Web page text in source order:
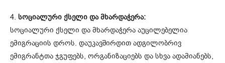
4. სოციალური ქსელი და მხარდაჭერა:
სოციალური ქსელი და მხარდაჭერა აუცილებელია
ემიგრაციის დროს. დაუკავშირდით ადგილობრივ
ემიგრანტთა ჯგუფებს, ორგანიზაციებს და სხვა ადამიანებს,